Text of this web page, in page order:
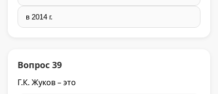
в 2014 г.
Вопрос 39
Г.К. Жуков – это